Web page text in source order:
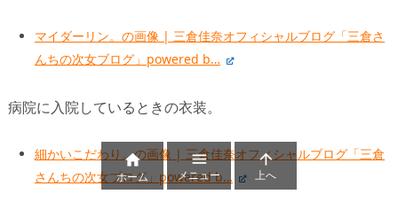
マイダーリン。の画像 | 三倉佳奈オフィシャルブログ「三倉さ
んちの次女ブログ」powered b…
病院に入院しているときの衣装。
細かいこだわり。の画像 | 三倉佳奈オフィシャルブログ「三倉
さんちの次女ブログ」powered b…

ホーム

メニュー

上へ